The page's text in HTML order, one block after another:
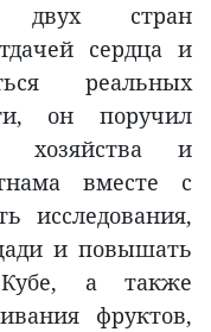
двух стран
сердца и
реальных
он поручил
хозяйства и
вместе с
исследования,
и повышать
а также
фруктов,